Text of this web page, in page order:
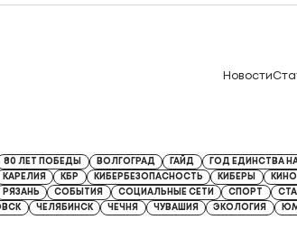
Новости
80 ЛЕТ ПОБЕДЫ ВОЛГОГРАД ГАЙД ГОД ЕДИНСТВА
КАРЕЛИЯ КБР КИБЕРБЕЗОПАСНОСТЬ КИБЕРЫ КИНО
РЯЗАНЬ СОБЫТИЯ СОЦИАЛЬНЫЕ СЕТИ СПОРТ
ЧЕЛЯБИНСК ЧЕЧНЯ ЧУВАШИЯ ЭКОЛОГИЯ